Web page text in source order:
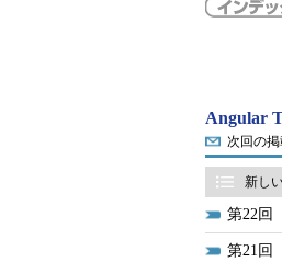
Angular
次回の
新し
22
21